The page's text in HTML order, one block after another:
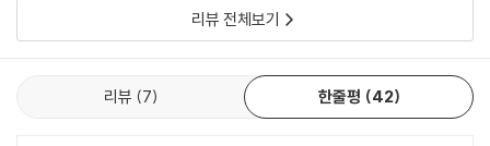
리뷰 전체보기
리뷰 7 한줄평 42